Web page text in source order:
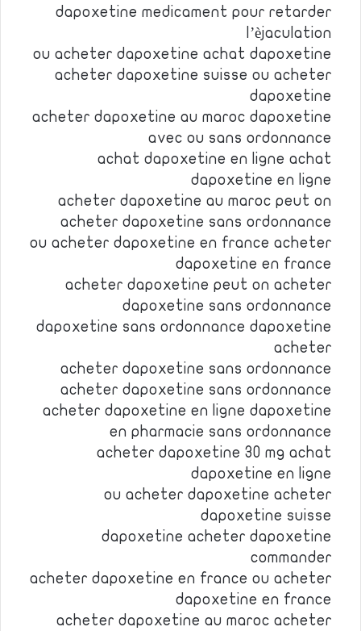
dapoxetine medicament pour retarder
l’èjaculation
ou acheter dapoxetine achat dapoxetine
acheter dapoxetine suisse ou acheter
dapoxetine
acheter dapoxetine au maroc dapoxetine
avec ou sans ordonnance
achat dapoxetine en ligne achat
dapoxetine en ligne
acheter dapoxetine au maroc peut on
acheter dapoxetine sans ordonnance
ou acheter dapoxetine en france acheter
dapoxetine en france
acheter dapoxetine peut on acheter
dapoxetine sans ordonnance
dapoxetine sans ordonnance dapoxetine
acheter
acheter dapoxetine sans ordonnance
acheter dapoxetine sans ordonnance
acheter dapoxetine en ligne dapoxetine
en pharmacie sans ordonnance
acheter dapoxetine 30 mg achat
dapoxetine en ligne
ou acheter dapoxetine acheter
dapoxetine suisse
dapoxetine acheter dapoxetine
commander
acheter dapoxetine en france ou acheter
dapoxetine en france
acheter dapoxetine au maroc acheter